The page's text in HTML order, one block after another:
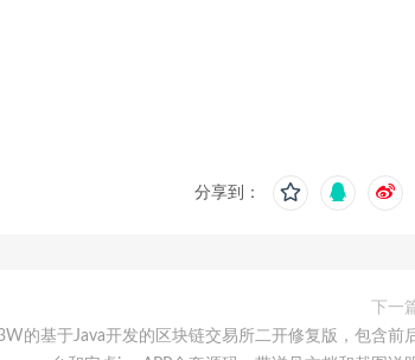
分享到：
下一
的基于Java开发的区块链交易所二开修复版，包含前